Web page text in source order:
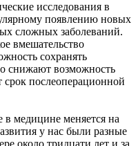
исследования в
появлению новых
сложных заболеваний.
вмешательство
сохранять
снижают возможность
послеоперационной
в медицине меняется на
у нас были разные